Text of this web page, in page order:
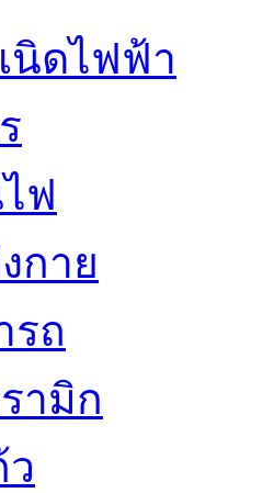
นิดไฟฟ้า
ฟ
กาย
รถ
ามิก